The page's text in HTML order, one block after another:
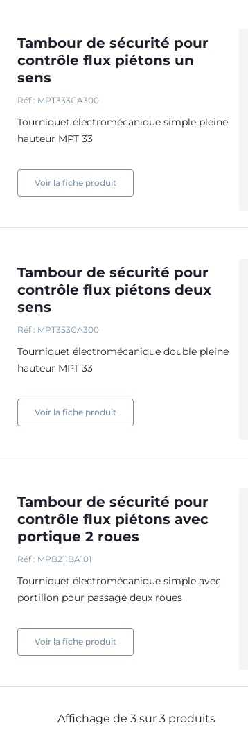
Tambour de sécurité pour
contrôle flux piétons un
sens
Réf : MPT333CA300
Tourniquet électromécanique simple pleine
hauteur MPT 33
Voir la fiche produit
Tambour de sécurité pour
contrôle flux piétons deux
sens
Réf : MPT353CA300
Tourniquet électromécanique double pleine
hauteur MPT 33
Voir la fiche produit
Tambour de sécurité pour
contrôle flux piétons avec
portique 2 roues
Réf : MPB211BA101
Tourniquet électromécanique simple avec
portillon pour passage deux roues
Voir la fiche produit
Affichage de 3 sur 3 produits